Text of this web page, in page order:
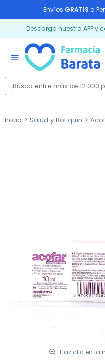
Envíos GRATIS a
Descarga nuestra APP y
menu
Inicio Salud y Botiquín
Haz clic en la